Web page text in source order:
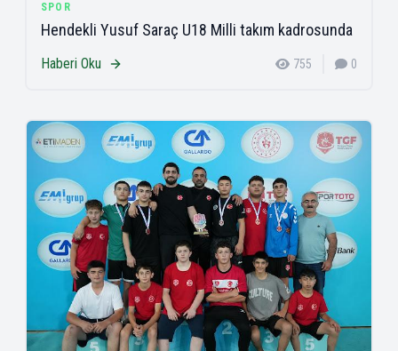
SPOR
Hendekli Yusuf Saraç U18 Milli takım kadrosunda
Haberi Oku 755 0